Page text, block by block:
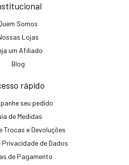
Somos
Lojas
um Afiliado
Blog
rápido
seu pedido
de Medidas
Trocas e Devoluções
de Dados
de Pagamento